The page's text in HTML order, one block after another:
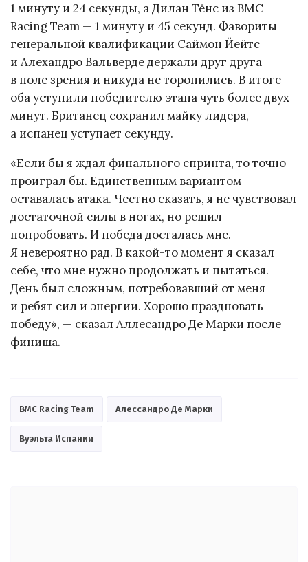
1 минуту и 24 секунды, а Дилан Тёнс из BMC
Racing Team — 1 минуту и 45 секунд. Фавориты
генеральной квалификации Саймон Йейтс
и Алехандро Вальверде держали друг друга
в поле зрения и никуда не торопились. В итоге
оба уступили победителю этапа чуть более двух
минут. Британец сохранил майку лидера,
а испанец уступает секунду.
«Если бы я ждал финального спринта, то точно
проиграл бы. Единственным вариантом
оставалась атака. Честно сказать, я не чувствовал
достаточной силы в ногах, но решил
попробовать. И победа досталась мне.
Я невероятно рад. В какой-то момент я сказал
себе, что мне нужно продолжать и пытаться.
День был сложным, потребовавший от меня
и ребят сил и энергии. Хорошо праздновать
победу», — сказал Аллесандро Де Марки после
финиша.
BMC Racing Team Алессандро Де Марки
Вуэльта Испании